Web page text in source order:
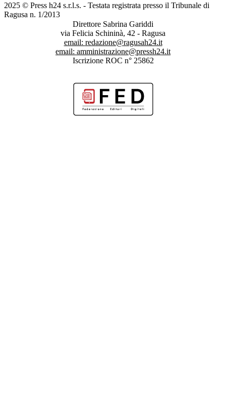
2025 © Press h24 s.r.l.s. - Testata registrata presso il Tribunale di
Ragusa n. 1/2013
Direttore Sabrina Gariddi
via Felicia Schininà, 42 - Ragusa
email: redazione@ragusah24.it
email: amministrazione@pressh24.it
Iscrizione ROC n° 25862